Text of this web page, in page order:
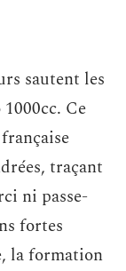
sautent les
Ce
traçant
ni passe-
fortes
la formation